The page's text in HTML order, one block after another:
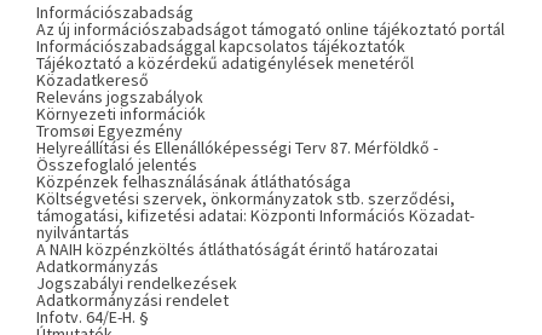
Információszabadság
Az új információszabadságot támogató online tájékoztató portál
Információszabadsággal kapcsolatos tájékoztatók
Tájékoztató a közérdekű adatigénylések menetéről
Közadatkereső
Releváns jogszabályok
Környezeti információk
Tromsøi Egyezmény
Helyreállítási és Ellenállóképességi Terv 87. Mérföldkő -
Összefoglaló jelentés
Közpénzek felhasználásának átláthatósága
Költségvetési szervek, önkormányzatok stb. szerződési,
támogatási, kifizetési adatai: Központi Információs Közadat-
nyilvántartás
A NAIH közpénzköltés átláthatóságát érintő határozatai
Adatkormányzás
Jogszabályi rendelkezések
Adatkormányzási rendelet
Infotv. 64/E-H. §